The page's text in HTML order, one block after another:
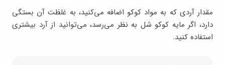
مقدار آردی که به مواد کوکو اضافه می‌کنید، به غلظت آن بستگی
دارد، اگر مایه کوکو شل به نظر می‌رسد، می‌توانید از آرد بیشتری
استفاده کنید.